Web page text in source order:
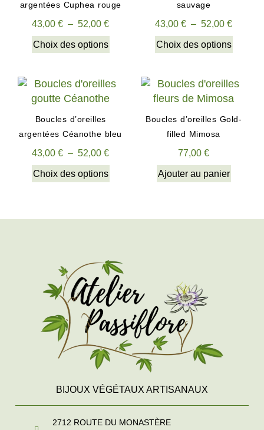
argentées Cuphea rouge
43,00 € – 52,00 €
Choix des options
sauvage
43,00 € – 52,00 €
Choix des options
Boucles d’oreilles
argentées Céanothe bleu
43,00 € – 52,00 €
Choix des options
Boucles d’oreilles Gold-
filled Mimosa
77,00 €
Ajouter au panier
BIJOUX VÉGÉTAUX ARTISANAUX
2712 ROUTE DU MONASTÈRE